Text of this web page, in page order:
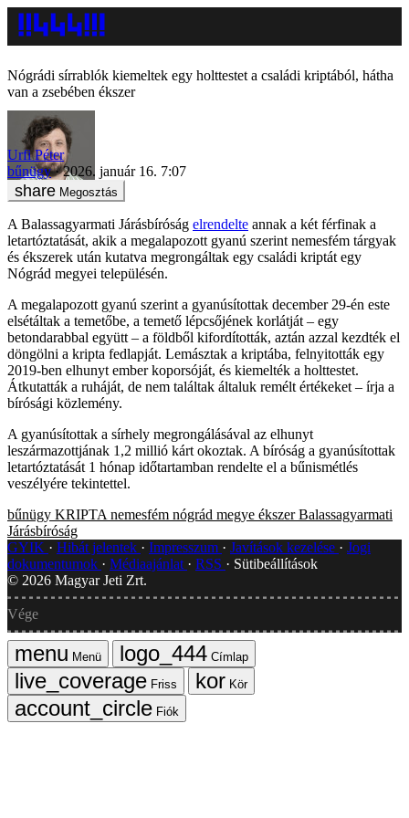
Nógrádi sírrablók kiemeltek egy holttestet a családi kriptából, hátha
van a zsebében ékszer
Urfi Péter
bűnügy
2026. január 16. 7:07
Megosztás
A Balassagyarmati Járásbíróság elrendelte annak a két férfinak a
letartóztatását, akik a megalapozott gyanú szerint nemesfém tárgyak
és ékszerek után kutatva megrongáltak egy családi kriptát egy
Nógrád megyei településén.
A megalapozott gyanú szerint a gyanúsítottak december 29-én este
elsétáltak a temetőbe, a temető lépcsőjének korlátját – egy
betondarabbal együtt – a földből kifordították, aztán azzal kezdték el
döngölni a kripta fedlapját. Lemásztak a kriptába, felnyitották egy
2019-ben elhunyt ember koporsóját, és kiemelték a holttestet.
Átkutatták a ruháját, de nem találtak általuk remélt értékeket – írja a
bírósági közlemény.
A gyanúsítottak a sírhely megrongálásával az elhunyt
leszármazottjának 1,2 millió kárt okoztak. A bíróság a gyanúsítottak
letartóztatását 1 hónap időtartamban rendelte el a bűnismétlés
veszélyére tekintettel.
bűnügy KRIPTA nemesfém nógrád megye ékszer Balassagyarmati
Járásbíróság
GYIK
Hibát jelentek Impresszum Javítások kezelése
Jogi
dokumentumok
Médiaajánlat RSS
Sütibeállítások
© 2026 Magyar Jeti Zrt.
Vége
Menü
Címlap
Friss
Kör
Fiók